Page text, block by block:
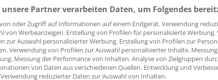
vergessen?
ist mit wenigen Klicks erledigt und kostenlos.
des kostenlosen Login:
Analysen, Hintergründe und Infografiken
Interviews und Praxis-Tipps
Partner verarbeiten Daten, um Folgendes
oder Zugriff auf Informationen auf einem Endgerät. Verwendung
von Werbeanzeigen. Erstellung von Profilen für personalisierte
zur Auswahl personalisierter Werbung. Erstellung von Profilen zur
Verwendung von Profilen zur Auswahl personalisierter Inhalte.
Messung der Performance von Inhalten. Analyse von Zielgruppen
von Daten aus verschiedenen Quellen. Entwicklung und
reduzierter Daten zur Auswahl von Inhalten.